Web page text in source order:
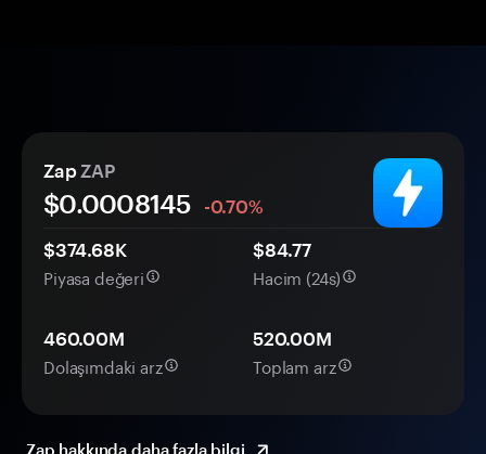
Zap ZAP
$0.0008145
-0.70%
$374.68K
Piyasa değeri
$84.77
Hacim (24s)
460.00M
Dolaşımdaki arz
520.00M
Toplam arz
Zap hakkında daha fazla bilgi